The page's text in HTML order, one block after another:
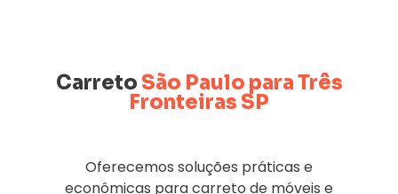
Carreto São Paulo para Três
Fronteiras SP
Oferecemos soluções práticas e
econômicas para carreto de móveis e